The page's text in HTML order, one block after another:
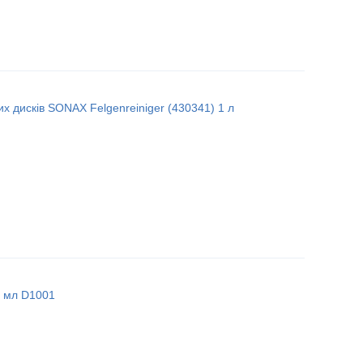
дисків SONAX Felgenreiniger (430341) 1 л
мл D1001